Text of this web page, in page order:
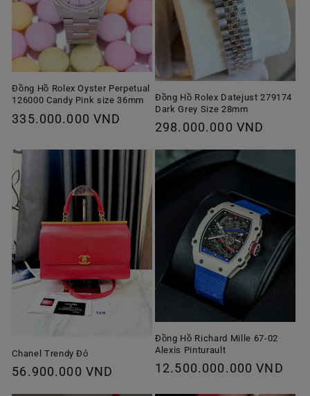
Đồng Hồ Rolex Oyster Perpetual
126000 Candy Pink size 36mm
Giá
thường
335.000.000 VND
Đồng Hồ Rolex Datejust 279174
Dark Grey Size 28mm
Giá
thường
298.000.000 VND
Chanel Trendy Đỏ
Giá
56.900.000 VND
Đồng Hồ Richard Mille 67-02
Alexis Pinturault
Giá
12.500.000.000 VND